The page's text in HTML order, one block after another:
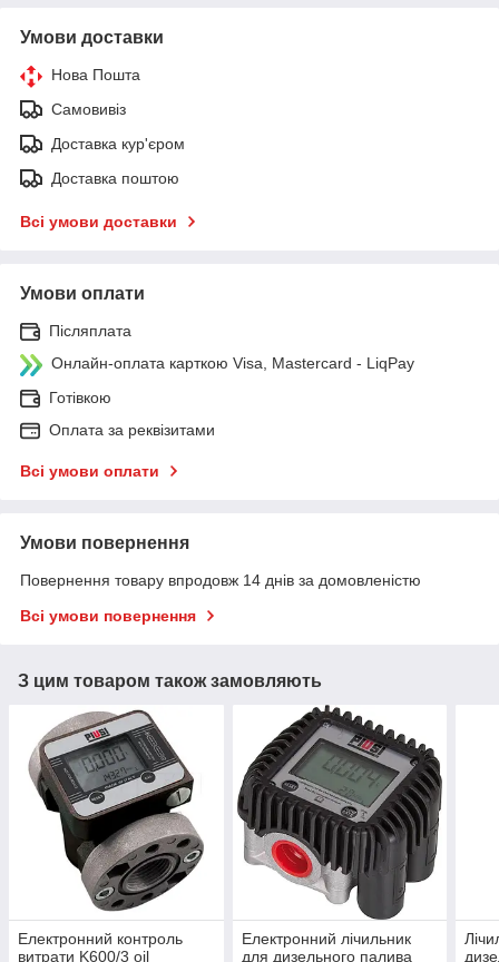
Умови доставки
Нова Пошта
Самовивіз
Доставка кур'єром
Доставка поштою
Всі умови доставки
Умови оплати
Післяплата
Онлайн-оплата карткою Visa, Mastercard - LiqPay
Готівкою
Оплата за реквізитами
Всі умови оплати
Умови повернення
Повернення товару впродовж 14 днів за домовленістю
Всі умови повернення
З цим товаром також замовляють
Електронний контроль
витрати K600/3 oil
Електронний лічильник
для дизельного палива